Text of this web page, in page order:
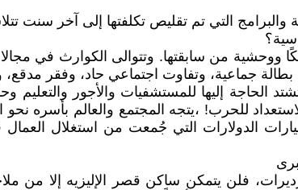
والبرامج التي تم تقليص تكلفتها إلى آخر
ووحشية من سابقتها. وتتوالى الكوارث في
جماعية، وتفاوت اجتماعي حاد، وفقر مدقع،
الحاجة إليها للمستشفيات والأجور والتعليم
للحرب! ،يتجه المجتمع والعالم بأسره نحو
الدولارات التي جُمعت من استغلال العمال
فلن يتمكن ساكن قصر الإليزيه إلا